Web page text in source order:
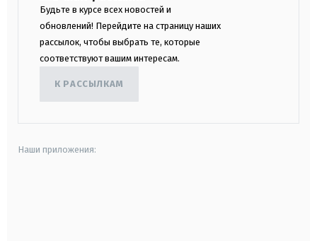
Будьте в курсе всех новостей и
обновлений! Перейдите на страницу наших
рассылок, чтобы выбрать те, которые
соответствуют вашим интересам.
К РАССЫЛКАМ
Наши приложения: